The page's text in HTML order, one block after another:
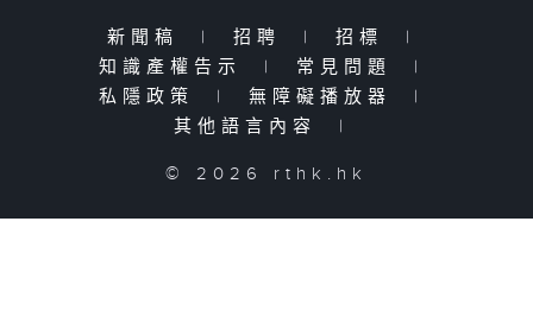
新聞稿 | 招聘 | 招標
|
知識產權告示
| 常見問題
|
私隱政策
| 無障礙播放器
|
其他語言內容
|
© 2026 rthk.hk